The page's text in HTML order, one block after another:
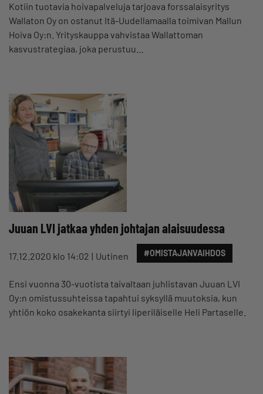
Kotiin tuotavia hoivapalveluja tarjoava forssalaisyritys
Wallaton Oy on ostanut Itä-Uudellamaalla toimivan Mallun
Hoiva Oy:n. Yrityskauppa vahvistaa Wallattoman
kasvustrategiaa, joka perustuu…
Juuan LVI jatkaa yhden johtajan alaisuudessa
17.12.2020 klo 14:02 Uutinen #OMISTAJANVAIHDOS
Ensi vuonna 30-vuotista taivaltaan juhlistavan Juuan LVI
Oy:n omistussuhteissa tapahtui syksyllä muutoksia, kun
yhtiön koko osakekanta siirtyi liperiläiselle Heli Partaselle.